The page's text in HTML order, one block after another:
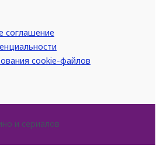
соглашение
cookie-файлов
и сериалов